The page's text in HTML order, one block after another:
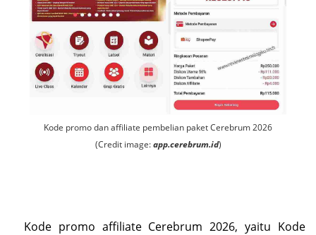
Kode promo dan affiliate pembelian paket Cerebrum 2026
(Credit image:app.cerebrum.id)
Kode promo affiliate Cerebrum 2026, yaitu Kode